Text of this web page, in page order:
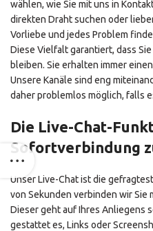
wählen, wie Sie mit uns in
direkten Draht suchen oder
Vorliebe und jedes Problem
Diese Vielfalt garantiert, dass
bleiben. Sie erhalten immer
Unsere Kanäle sind eng
daher problemlos möglich, falls
Die Live-Chat-
Sofortverbindung
Unser Live-Chat ist die
von Sekunden verbinden wir Sie
Dieser geht auf Ihres Anliegens
gestattet es, Links oder